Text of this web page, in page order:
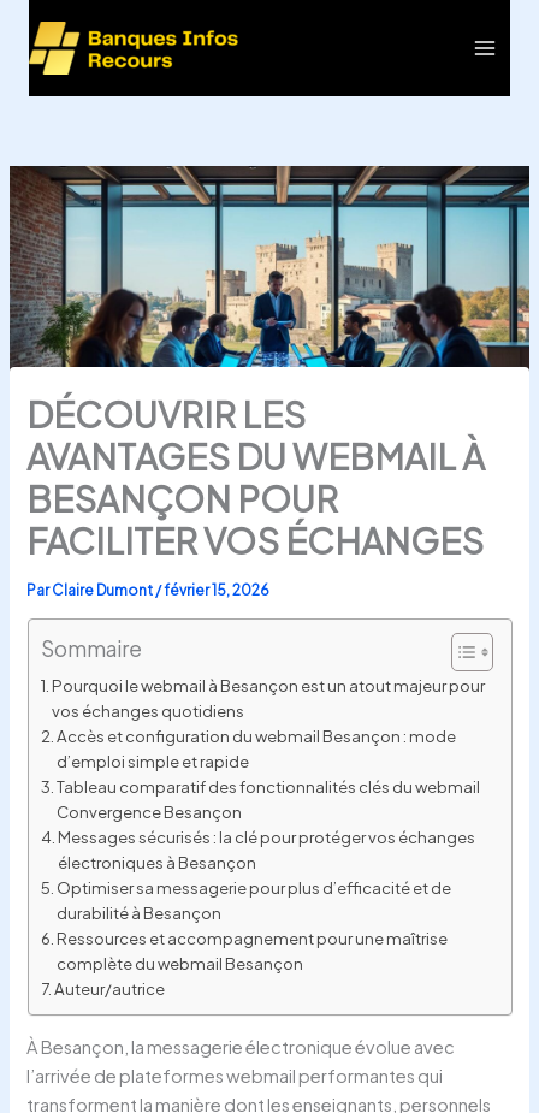
contenu
DÉCOUVRIR LES
AVANTAGES DU WEBMAIL À
BESANÇON POUR
FACILITER VOS ÉCHANGES
ParClaire Dumont/février 15, 2026
Sommaire
Pourquoi le webmail à Besançon est un atout majeur pour
vos échanges quotidiens
Accès et configuration du webmail Besançon : mode
d’emploi simple et rapide
Tableau comparatif des fonctionnalités clés du webmail
Convergence Besançon
Messages sécurisés : la clé pour protéger vos échanges
électroniques à Besançon
Optimiser sa messagerie pour plus d’efficacité et de
durabilité à Besançon
Ressources et accompagnement pour une maîtrise
complète du webmail Besançon
Auteur/autrice
À Besançon, la messagerie électronique évolue avec
l’arrivée de plateformes webmail performantes qui
transforment la manière dont les enseignants, personnels